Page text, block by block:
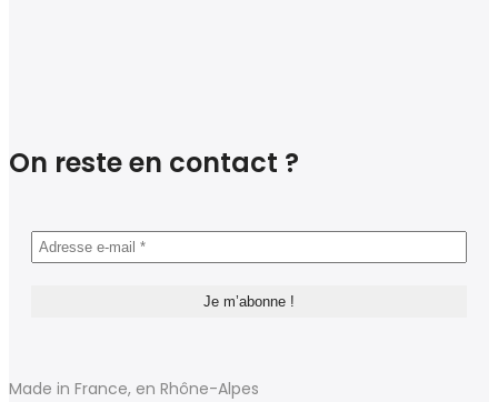
On reste en contact ?
Made in France, en Rhône-Alpes